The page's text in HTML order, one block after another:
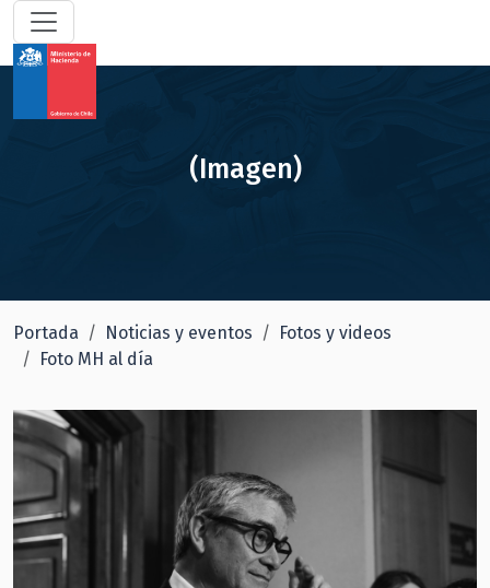
(Imagen)
Portada Noticias y eventos
Fotos y videos
Foto MH al día